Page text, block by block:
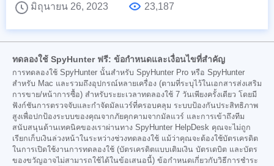
มิถุนายน 26, 2023
23,187
ทดลองใช้ SpyHunter ฟรี: ข้อกำหนดและเงื่อนไขที่สำคัญ
การทดลองใช้ SpyHunter นั้นสำหรับ SpyHunter Pro หรือ SpyHunter
สำหรับ Mac และรวมถึงอุปกรณ์หลายเครื่อง (ตามที่ระบุไว้ในเอกสารส่งเสริม
การขาย/หน้าการซื้อ) สำหรับระยะเวลาทดลองใช้ 7 วันเพียงครั้งเดียว โดยมี
ฟังก์ชันการตรวจจับและกำจัดมัลแวร์ที่ครอบคลุม ระบบป้องกันประสิทธิภาพ
สูงเพื่อปกป้องระบบของคุณจากภัยคุกคามจากมัลแวร์ และการเข้าถึงทีม
สนับสนุนด้านเทคนิคของเราผ่านทาง SpyHunter HelpDesk คุณจะไม่ถูก
เรียกเก็บเงินล่วงหน้าในระหว่างช่วงทดลองใช้ แม้ว่าคุณจะต้องใช้บัตรเครดิต
ในการเปิดใช้งานการทดลองใช้ (บัตรเครดิตแบบเติมเงิน บัตรเดบิต และบัตร
ของขวัญอาจไม่สามารถใช้ได้ในข้อเสนอนี้) ข้อกำหนดเกี่ยวกับวิธีการชำระ